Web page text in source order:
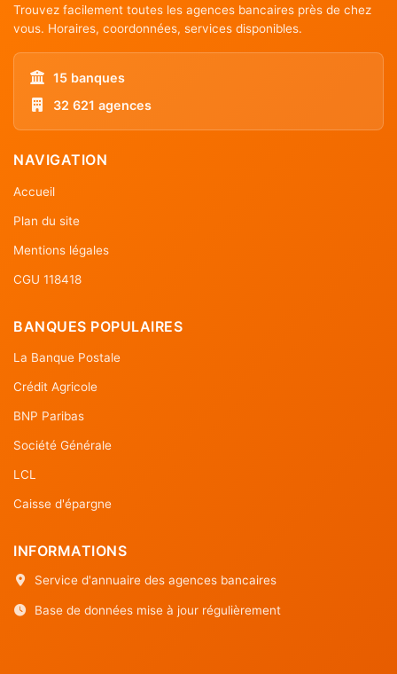
Trouvez facilement toutes les agences bancaires près de chez
vous. Horaires, coordonnées, services disponibles.
15 banques
32 621 agences
NAVIGATION
Accueil
Plan du site
Mentions légales
CGU 118418
BANQUES POPULAIRES
La Banque Postale
Crédit Agricole
BNP Paribas
Société Générale
LCL
Caisse d'épargne
INFORMATIONS
Service d'annuaire des agences bancaires
Base de données mise à jour régulièrement